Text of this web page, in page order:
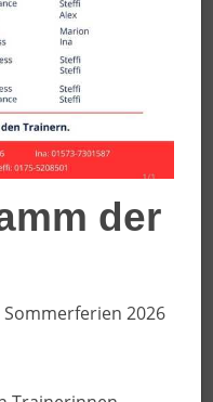
in die
gestartet
der
2026